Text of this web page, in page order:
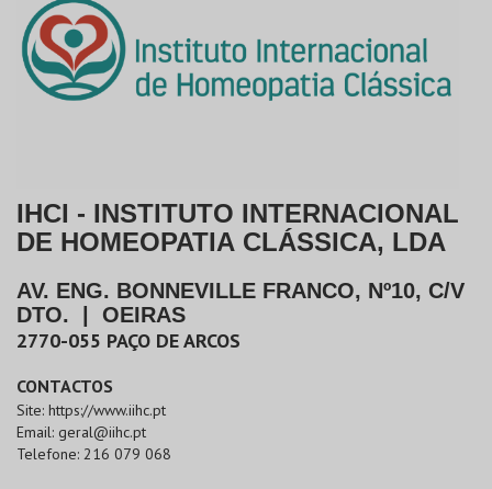
PRODUTOS
IHCI - INSTITUTO INTERNACIONAL
DE HOMEOPATIA CLÁSSICA, LDA
AV. ENG. BONNEVILLE FRANCO, Nº10, C/V
DTO.
OEIRAS
2770-055 PAÇO DE ARCOS
CONTACTOS
Site: https://www.iihc.pt
Email: geral@iihc.pt
Telefone: 216 079 068